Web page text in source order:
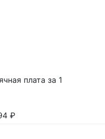
плата за 1
₽